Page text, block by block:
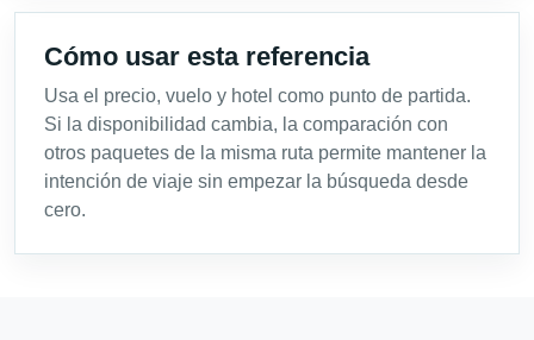
Cómo usar esta referencia
Usa el precio, vuelo y hotel como punto de partida.
Si la disponibilidad cambia, la comparación con
otros paquetes de la misma ruta permite mantener la
intención de viaje sin empezar la búsqueda desde
cero.